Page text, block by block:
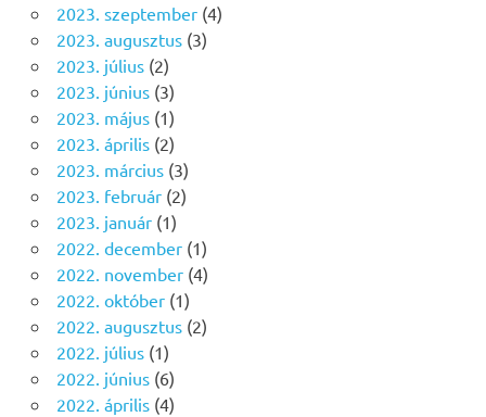
2023. szeptember(4)
2023. augusztus(3)
2023. július(2)
2023. június(3)
2023. május(1)
2023. április(2)
2023. március(3)
2023. február(2)
2023. január(1)
2022. december(1)
2022. november(4)
2022. október(1)
2022. augusztus(2)
2022. július(1)
2022. június(6)
2022. április(4)